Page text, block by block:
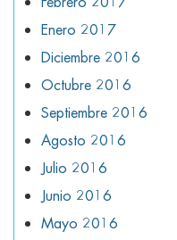
Enero 2017
Diciembre 2016
Octubre 2016
Septiembre 2016
Agosto 2016
Julio 2016
Junio 2016
Mayo 2016